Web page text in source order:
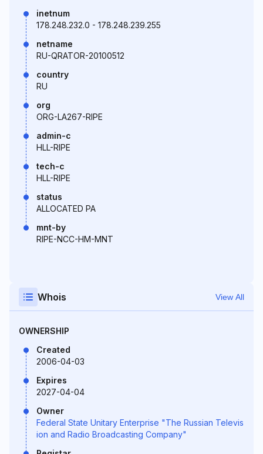
inetnum
178.248.232.0 - 178.248.239.255
netname
RU-QRATOR-20100512
country
RU
org
ORG-LA267-RIPE
admin-c
HLL-RIPE
tech-c
HLL-RIPE
status
ALLOCATED PA
mnt-by
RIPE-NCC-HM-MNT
Whois View All
OWNERSHIP
Created
2006-04-03
Expires
2027-04-04
Owner
Federal State Unitary Enterprise "The Russian Televis
ion and Radio Broadcasting Company"